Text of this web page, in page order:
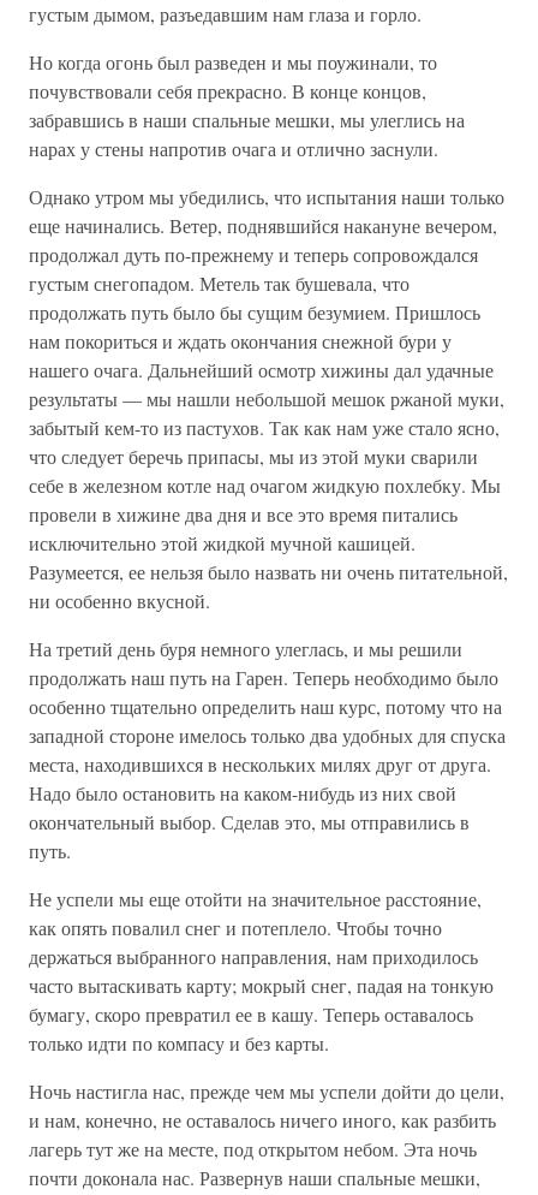
густым дымом, разъедавшим нам глаза и горло.
Но когда огонь был разведен и мы поужинали, то
почувствовали себя прекрасно. В конце концов,
забравшись в наши спальные мешки, мы улеглись на
нарах у стены напротив очага и отлично заснули.
Однако утром мы убедились, что испытания наши только
еще начинались. Ветер, поднявшийся накануне вечером,
продолжал дуть по-прежнему и теперь сопровождался
густым снегопадом. Метель так бушевала, что
продолжать путь было бы сущим безумием. Пришлось
нам покориться и ждать окончания снежной бури у
нашего очага. Дальнейший осмотр хижины дал удачные
результаты — мы нашли небольшой мешок ржаной муки,
забытый кем-то из пастухов. Так как нам уже стало ясно,
что следует беречь припасы, мы из этой муки сварили
себе в железном котле над очагом жидкую похлебку. Мы
провели в хижине два дня и все это время питались
исключительно этой жидкой мучной кашицей.
Разумеется, ее нельзя было назвать ни очень питательной,
ни особенно вкусной.
На третий день буря немного улеглась, и мы решили
продолжать наш путь на Гарен. Теперь необходимо было
особенно тщательно определить наш курс, потому что на
западной стороне имелось только два удобных для спуска
места, находившихся в нескольких милях друг от друга.
Надо было остановить на каком-нибудь из них свой
окончательный выбор. Сделав это, мы отправились в
путь.
Не успели мы еще отойти на значительное расстояние,
как опять повалил снег и потеплело. Чтобы точно
держаться выбранного направления, нам приходилось
часто вытаскивать карту; мокрый снег, падая на тонкую
бумагу, скоро превратил ее в кашу. Теперь оставалось
только идти по компасу и без карты.
Ночь настигла нас, прежде чем мы успели дойти до цели,
и нам, конечно, не оставалось ничего иного, как разбить
лагерь тут же на месте, под открытом небом. Эта ночь
почти доконала нас. Развернув наши спальные мешки,